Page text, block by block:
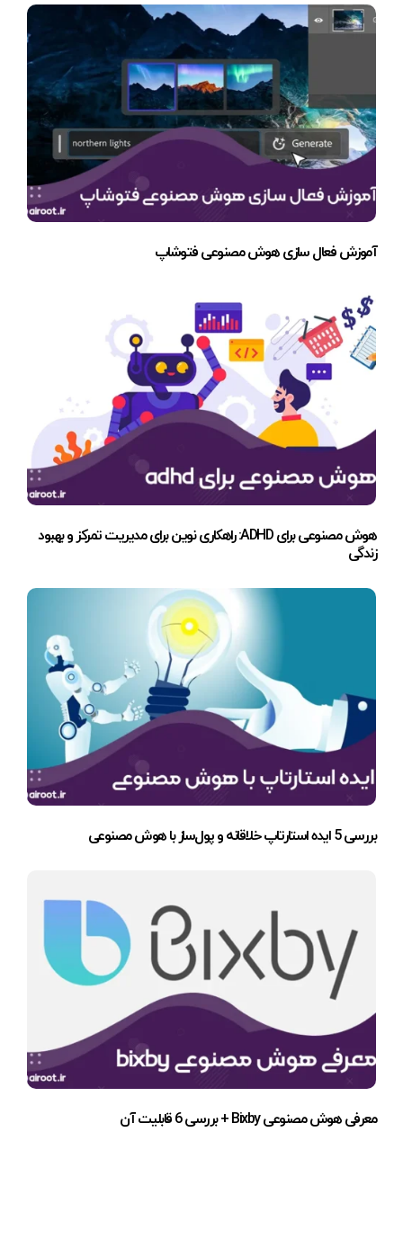
آموزش فعال سازی هوش مصنوعی فتوشاپ
هوش مصنوعی برای ADHD: راهکاری نوین برای مدیریت تمرکز و بهبود
زندگی
بررسی 5 ایده استارتاپ خلاقانه و پول‌ساز با هوش مصنوعی
معرفی هوش مصنوعی Bixby + بررسی 6 قابلیت آن